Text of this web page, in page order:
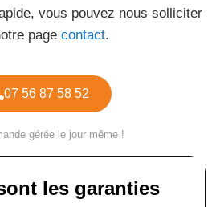
vous pouvez nous solliciter
page contact.
07 56 87 58 52
gérée le jour même !
les garanties